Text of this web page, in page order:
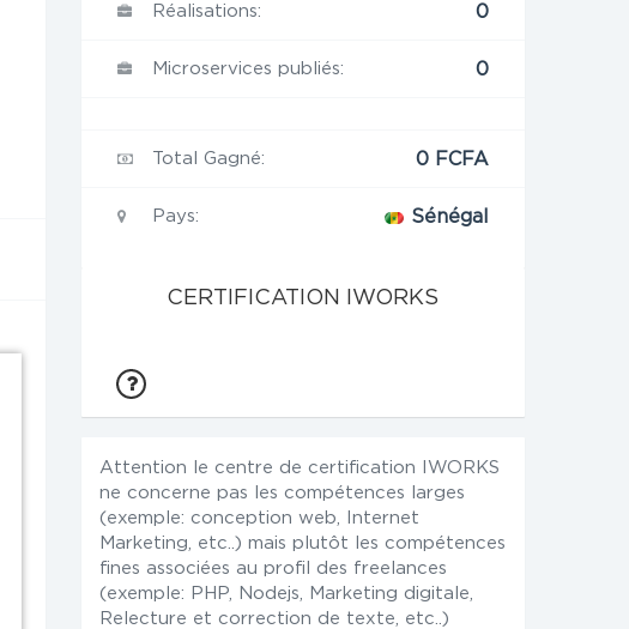
Réalisations: 0
Microservices publiés: 0
Total Gagné: 0 FCFA
Pays: Sénégal
CERTIFICATION IWORKS
Attention le centre de certification IWORKS
ne concerne pas les compétences larges
(exemple: conception web, Internet
Marketing, etc..) mais plutôt les compétences
fines associées au profil des freelances
(exemple: PHP, Nodejs, Marketing digitale,
Relecture et correction de texte, etc..)